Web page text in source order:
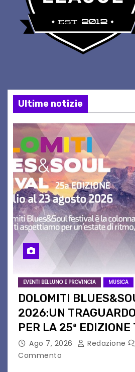
Ultime notizie
EVENTI BELLUNO E PROVINCIA MUSICA
DOLOMITI
2026:UN
PER LA 25ª EDIZIONE
PATRIMONIO UNESCO
Ago 7, 2026 Redazione
Commento